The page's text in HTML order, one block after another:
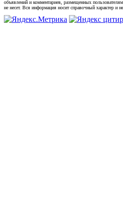
объявлений и комментариев, размещенных
не несет. Вся информация носит справочный характер и